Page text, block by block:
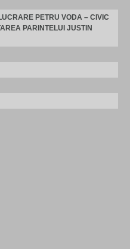
PETRU VODA – CIVIC
PARINTELUI JUSTIN